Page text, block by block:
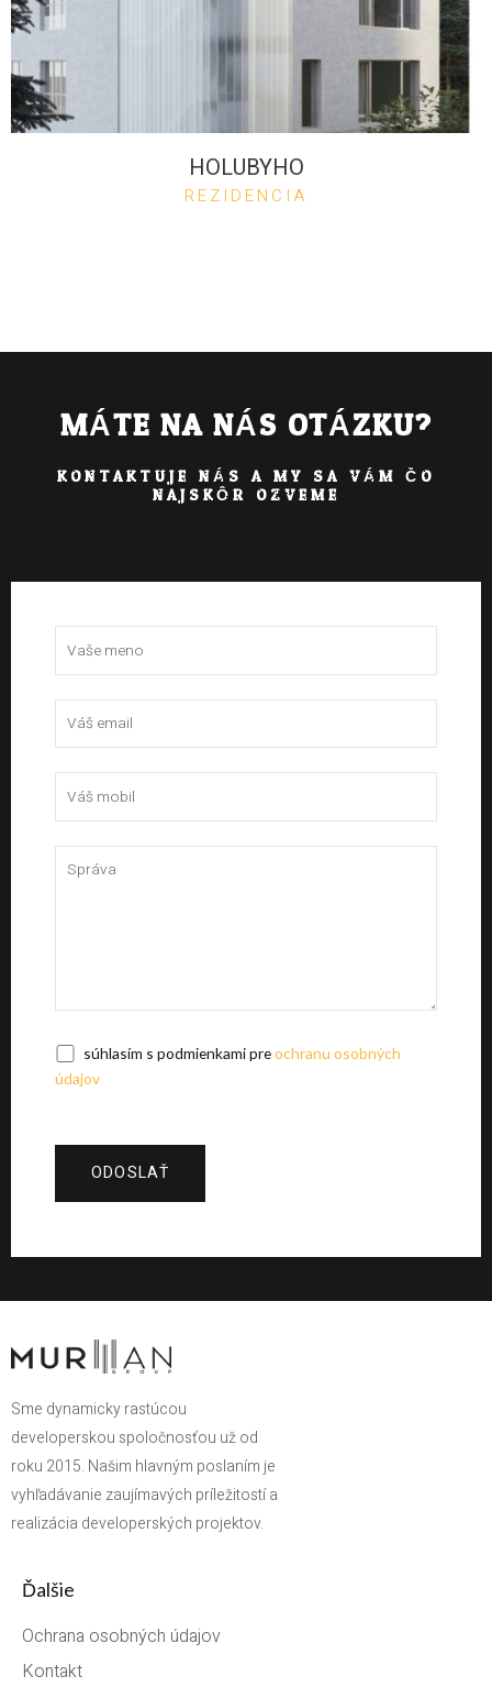
HOLUBYHO
REZIDENCIA
MÁTE NA NÁS OTÁZKU?
KONTAKTUJE NÁS A MY SA VÁM ČO
NAJSKÔR OZVEME
súhlasím s podmienkami preochranu osobných
údajov
Sme dynamicky rastúcou
developerskou spoločnosťou už od
roku 2015. Našim hlavným poslaním je
vyhľadávanie zaujímavých príležitostí a
realizácia developerských projektov.
Ďalšie
Ochrana osobných údajov
Kontakt